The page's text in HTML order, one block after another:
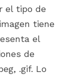
el tipo de
tiene
el
de
.gif. Lo